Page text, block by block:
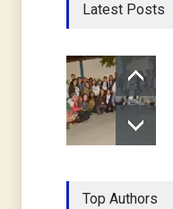
Latest Posts
Top Authors